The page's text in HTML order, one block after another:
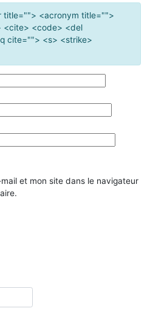
<acronym title="">
<cite> <code> <del
cite=""> <s> <strike>
et mon site dans le navigateur